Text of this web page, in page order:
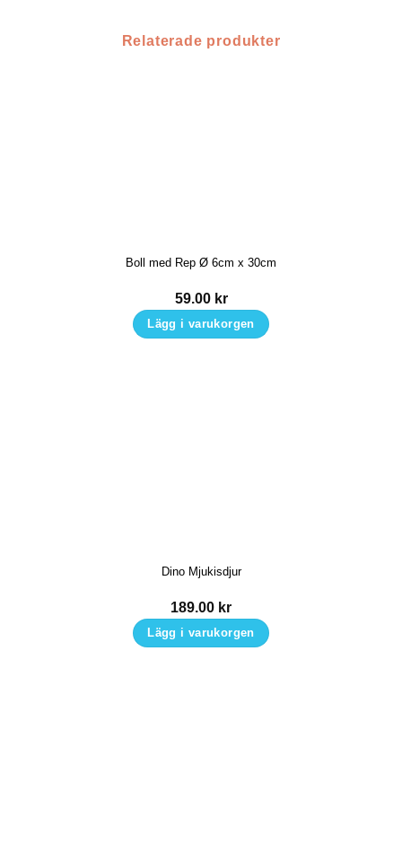
Relaterade produkter
Boll med Rep Ø 6cm x 30cm
59.00 kr
Lägg i varukorgen
Dino Mjukisdjur
189.00 kr
Lägg i varukorgen